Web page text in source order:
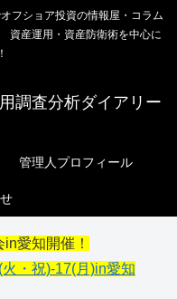
フショア投資の情報屋・コラム
資産運用・資産防衛術を中心に
調査分析ダイアリー
管理人プロフィール
愛知開催！
・祝)-17(月)in愛知